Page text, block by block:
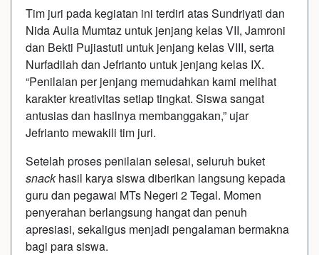
Tim juri pada kegiatan ini terdiri atas Sundriyati dan
Nida Aulia Mumtaz untuk jenjang kelas VII, Jamroni
dan Bekti Pujiastuti untuk jenjang kelas VIII, serta
Nurfadilah dan Jefrianto untuk jenjang kelas IX.
“Penilaian per jenjang memudahkan kami melihat
karakter kreativitas setiap tingkat. Siswa sangat
antusias dan hasilnya membanggakan,” ujar
Jefrianto mewakili tim juri.
Setelah proses penilaian selesai, seluruh buket
snackhasil karya siswa diberikan langsung kepada
guru dan pegawai MTs Negeri 2 Tegal. Momen
penyerahan berlangsung hangat dan penuh
apresiasi, sekaligus menjadi pengalaman bermakna
bagi para siswa.